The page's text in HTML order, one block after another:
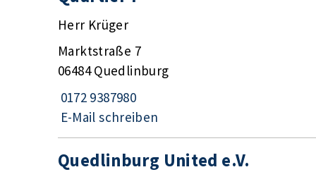
Herr Krüger
Marktstraße 7
06484 Quedlinburg
0172 9387980
E-Mail schreiben
Quedlinburg United e.V.